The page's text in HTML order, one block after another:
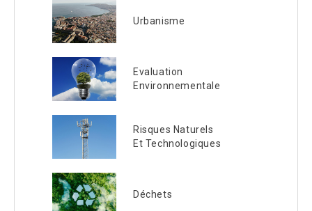
Urbanisme
Evaluation
Environnementale
Risques Naturels
Et Technologiques
Déchets